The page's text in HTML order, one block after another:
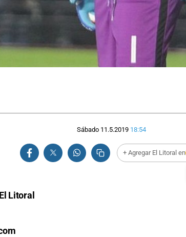
Sábado 11.5.2019 18:54
+ Agregar El Litoral en
Litoral